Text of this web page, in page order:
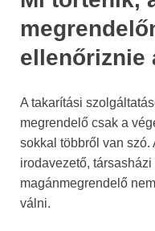
ellenőriznie
A takarítási
megrendelő csak a
sokkal többről van szó.
irodavezető,
magánmegrendelő
válni.